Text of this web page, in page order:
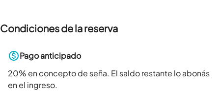
Condiciones de la reserva
Pago anticipado
20% en concepto de seña. El saldo restante lo abonás
en el ingreso.